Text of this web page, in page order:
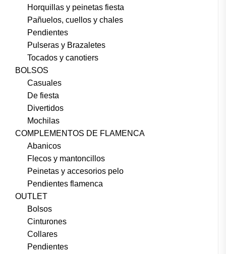
Horquillas y peinetas fiesta
Pañuelos, cuellos y chales
Pendientes
Pulseras y Brazaletes
Tocados y canotiers
BOLSOS
Casuales
De fiesta
Divertidos
Mochilas
COMPLEMENTOS DE FLAMENCA
Abanicos
Flecos y mantoncillos
Peinetas y accesorios pelo
Pendientes flamenca
OUTLET
Bolsos
Cinturones
Collares
Pendientes